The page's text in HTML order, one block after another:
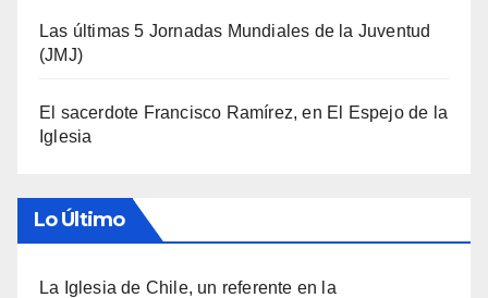
Las últimas 5 Jornadas Mundiales de la Juventud
(JMJ)
El sacerdote Francisco Ramírez, en El Espejo de la
Iglesia
Lo Último
La Iglesia de Chile, un referente en la